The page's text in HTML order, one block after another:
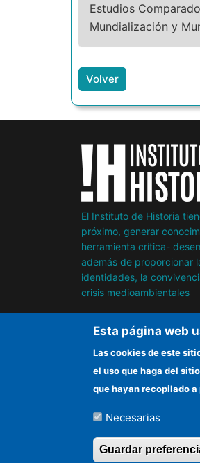
Estudios
Mundialización y
Volver
El Instituto de Historia
próximo, generar
herramienta crítica-
además de proporcionar
identidades, la
crisis medioambientales
©Copyright 2026
Esta página web
Las cookies de este
el uso que haga del
que hayan recopilado
Necesarias
Guardar